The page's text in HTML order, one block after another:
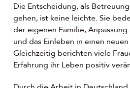
Die Entscheidung, als
gehen, ist keine leichte. Sie
der eigenen Familie,
und das Einleben in einen
Gleichzeitig berichten viele
Erfahrung ihr Leben positiv